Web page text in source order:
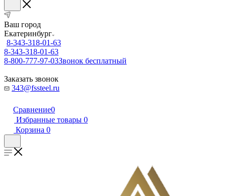
Ваш город
Екатеринбург
8-343-318-01-63
8-343-318-01-63
8-800-777-97-03Звонок бесплатный
Заказать звонок
343@fssteel.ru
Сравнение0
Избранные товары 0
Корзина 0